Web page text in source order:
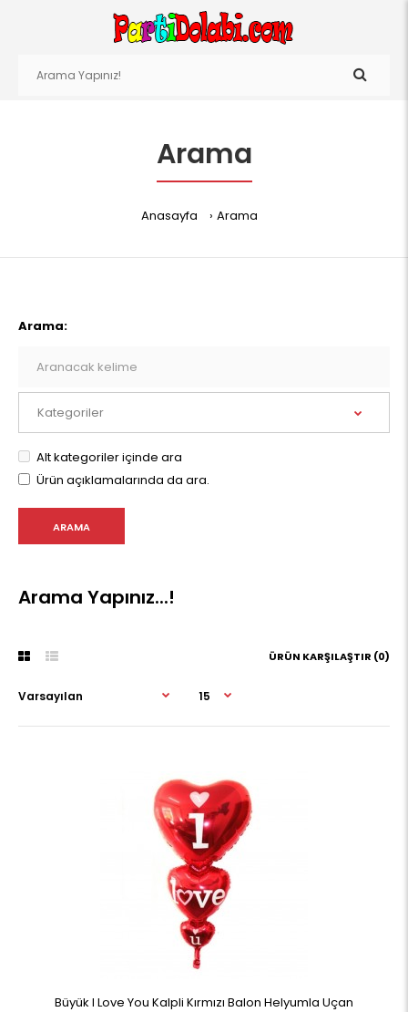
Arama
Anasayfa Arama
Arama:
Alt kategoriler içinde ara
Ürün açıklamalarında da ara.
Arama Yapınız...!
ÜRÜN KARŞILAŞTIR (0)
Büyük I Love You Kalpli Kırmızı Balon Helyumla Uçan